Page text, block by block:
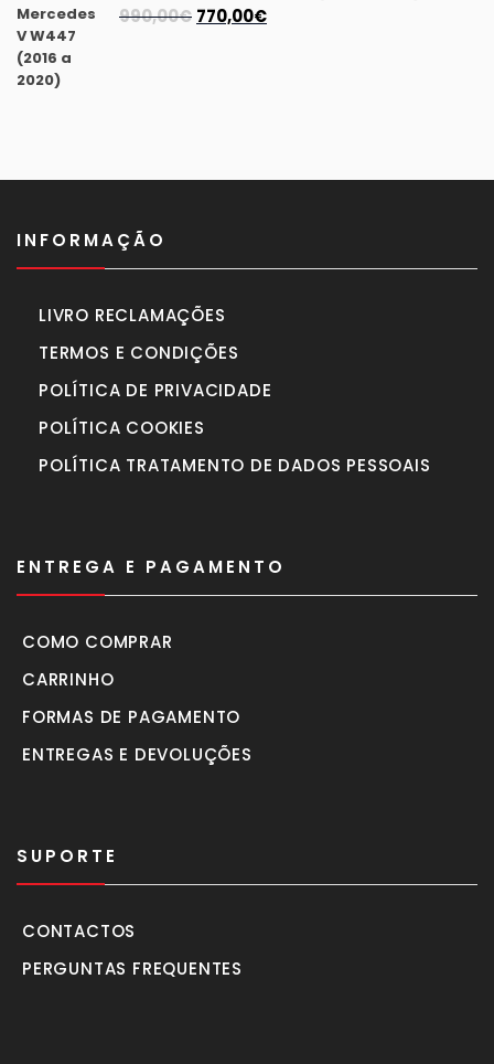
940,00€.
990,00€ O
770,00€O
INFORMAÇÃO
LIVRO RECLAMAÇÕES
TERMOS E CONDIÇÕES
POLÍTICA DE PRIVACIDADE
POLÍTICA COOKIES
POLÍTICA TRATAMENTO DE DADOS PESSOAIS
ENTREGA E PAGAMENTO
COMO COMPRAR
CARRINHO
FORMAS DE PAGAMENTO
ENTREGAS E DEVOLUÇÕES
SUPORTE
CONTACTOS
PERGUNTAS FREQUENTES